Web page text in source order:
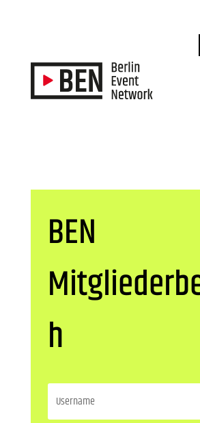
BEN
h